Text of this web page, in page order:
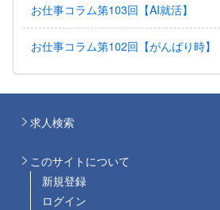
お仕事コラム第103回【AI就活】
お仕事コラム第102回【がんばり時】
求人検索
このサイトについて
新規登録
ログイン